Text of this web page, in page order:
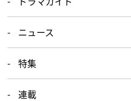
ニュース
特集
連載